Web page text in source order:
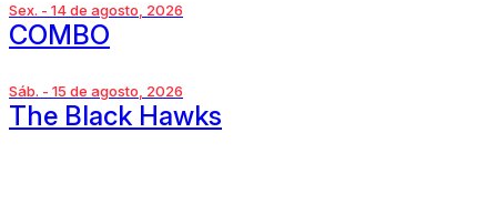
Sex. - 14 de agosto, 2026
COMBO
Sáb. - 15 de agosto, 2026
The Black Hawks